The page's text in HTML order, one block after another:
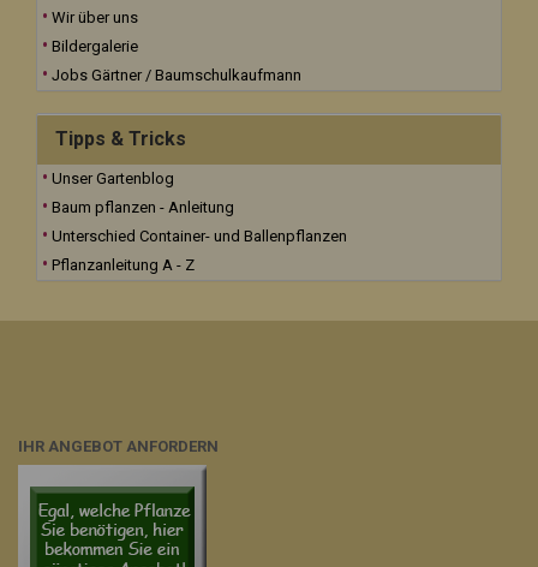
Wir über uns
Bildergalerie
Jobs Gärtner / Baumschulkaufmann
Tipps & Tricks
Unser Gartenblog
Baum pflanzen - Anleitung
Unterschied Container- und Ballenpflanzen
Pflanzanleitung A - Z
IHR ANGEBOT ANFORDERN